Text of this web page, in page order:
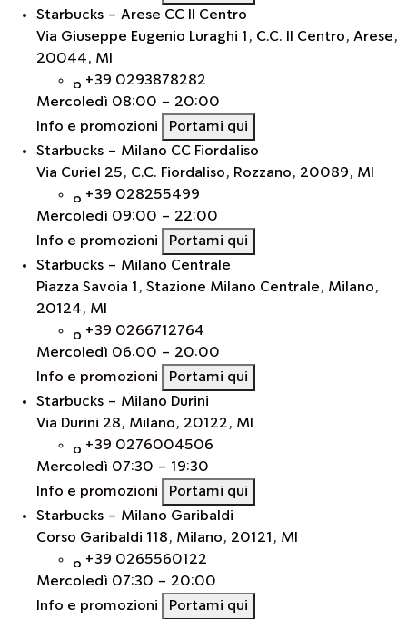
Starbucks - Arese CC Il Centro
Via Giuseppe Eugenio Luraghi 1, C.C. Il Centro, Arese,
20044, MI
+39 0293878282
Mercoledì 08:00 - 20:00
Info e promozioni
Portami qui
Starbucks - Milano CC Fiordaliso
Via Curiel 25, C.C. Fiordaliso, Rozzano, 20089, MI
+39 028255499
Mercoledì 09:00 - 22:00
Info e promozioni
Portami qui
Starbucks - Milano Centrale
Piazza Savoia 1, Stazione Milano Centrale, Milano,
20124, MI
+39 0266712764
Mercoledì 06:00 - 20:00
Info e promozioni
Portami qui
Starbucks - Milano Durini
Via Durini 28, Milano, 20122, MI
+39 0276004506
Mercoledì 07:30 - 19:30
Info e promozioni
Portami qui
Starbucks - Milano Garibaldi
Corso Garibaldi 118, Milano, 20121, MI
+39 0265560122
Mercoledì 07:30 - 20:00
Info e promozioni
Portami qui